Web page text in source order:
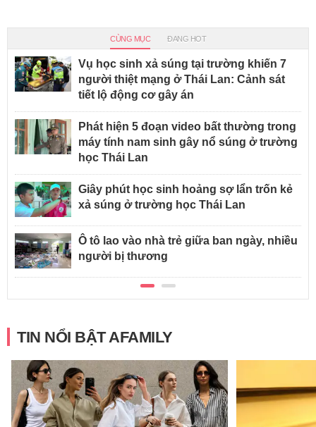
CÙNG MỤC ĐANG HOT
Vụ học sinh xả súng tại trường khiến 7
người thiệt mạng ở Thái Lan: Cảnh sát
tiết lộ động cơ gây án
Phát hiện 5 đoạn video bất thường trong
máy tính nam sinh gây nổ súng ở trường
học Thái Lan
Giây phút học sinh hoảng sợ lẩn trốn kẻ
xả súng ở trường học Thái Lan
Ô tô lao vào nhà trẻ giữa ban ngày, nhiều
người bị thương
TIN NỔI BẬT AFAMILY